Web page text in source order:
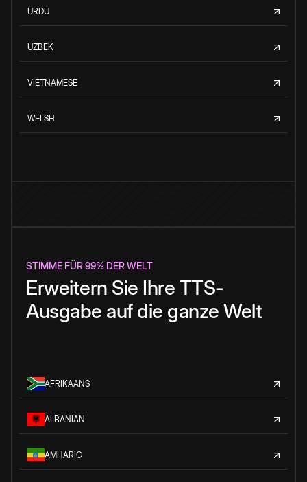
URDU
UZBEK
VIETNAMESE
WELSH
STIMME FÜR 99% DER WELT
Erweitern Sie Ihre TTS-
Ausgabe auf die ganze Welt
AFRIKAANS
ALBANIAN
AMHARIC